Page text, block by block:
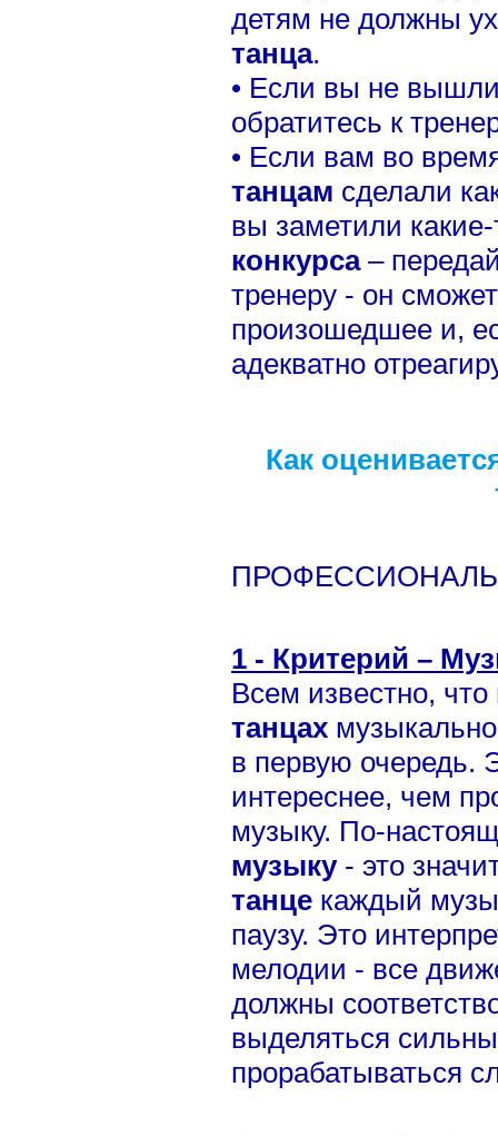
детям не должны
танца.
• Если вы не
обратитесь к
• Если вам во
танцам сделали
вы заметили
конкурса–
тренеру - он
произошедшее и,
адекватно
Как
1 - Критерий –
Всем известно, что
танцах
в первую очередь.
интереснее, чем
музыку. По-
музыку - это
танце каждый
паузу. Это
мелодии - все
должны
выделяться
прорабатываться